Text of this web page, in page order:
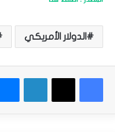
الدولار الأمريكي
فيسبوك
‫X لينكدإن